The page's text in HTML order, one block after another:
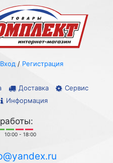
Доставка
Сервис
Информация
Вход / Регистрация
10:00 - 18:00